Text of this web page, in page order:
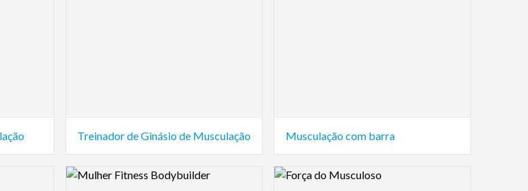
Treinador de Ginásio de Musculação Musculação com barra
Logo Preview Image Logo Preview Image